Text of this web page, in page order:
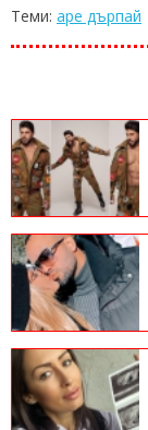
Теми: аре дърпай